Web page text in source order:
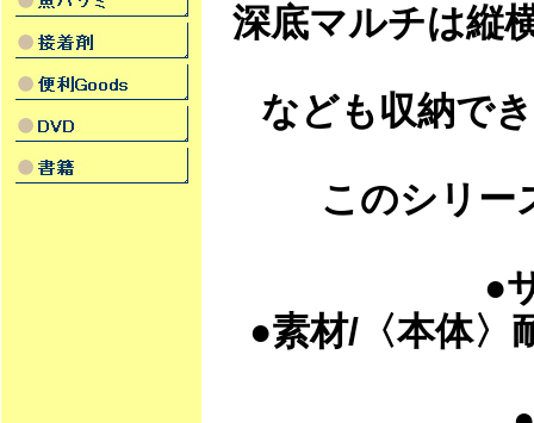
深底マルチは縦
なども収納で
このシリー
●
●素材/ 〈本体